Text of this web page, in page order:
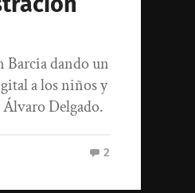
Barcia dando un
a los niños y
Delgado.
2